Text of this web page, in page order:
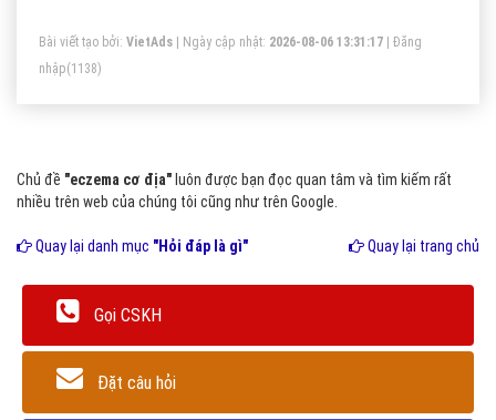
Bài viết tạo bởi: VietAds | Ngày cập nhật: 2026-08-06 13:31:17
Đăng
nhập(1138)
Chủ đề "eczema cơ địa" luôn được bạn đọc quan tâm và tìm kiếm rất
nhiều trên web của chúng tôi cũng như trên Google.
Quay lại danh mục "Hỏi đáp là gì" Quay lại trang chủ
Gọi CSKH
Đặt câu hỏi